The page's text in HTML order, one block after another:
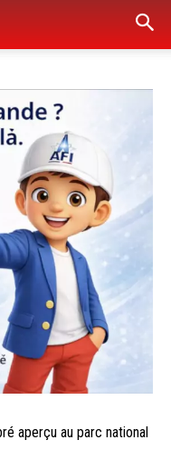
aperçu au parc national